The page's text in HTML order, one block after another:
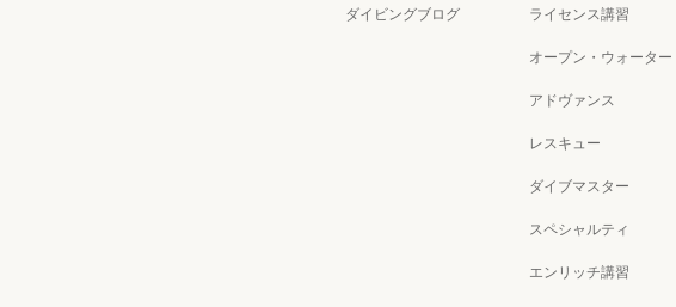
ダイビングブログ ライセンス講習
オープン・ウォーター
アドヴァンス
レスキュー
ダイブマスター
スペシャルティ
エンリッチ講習